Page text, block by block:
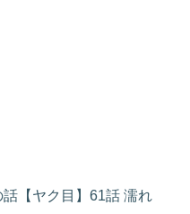
【ヤク目】61話 濡れ